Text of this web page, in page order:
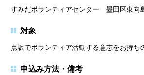
すみだボランティアセンター 墨田区東向
対象
点訳でボランティア活動する意志をお持ち
申込み方法・備考